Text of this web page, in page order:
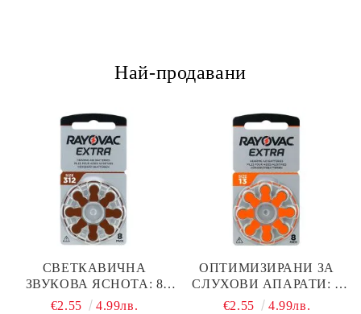
Най-продавани
СВЕТКАВИЧНА
ЗВУКОВА ЯСНОТА: 8
БРОЯ RAYOVAC EXTRA
€2.55 4.99лв.
ОПТИМИЗИРАНИ ЗА
СЛУХОВИ АПАРАТИ: 8
БРОЯ RAYOVAC EXTRA
€2.55 4.99лв.